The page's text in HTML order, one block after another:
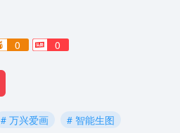
0 0
# 万兴爱画
# 智能生图